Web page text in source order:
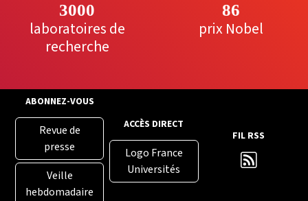
3000
laboratoires de
recherche
86
prix Nobel
ABONNEZ-VOUS
Revue de
presse
Veille
hebdomadaire
ACCÈS DIRECT
Logo France
Universités
FIL RSS